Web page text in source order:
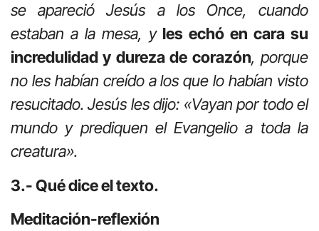
se apareció Jesús a los Once, cuando
estaban a la mesa, y les echó en cara su
incredulidad y dureza de corazón, porque
no les habían creído a los que lo habían visto
resucitado. Jesús les dijo: «Vayan por todo el
mundo y prediquen el Evangelio a toda la
creatura».
3.- Qué dice el texto.
Meditación-reflexión